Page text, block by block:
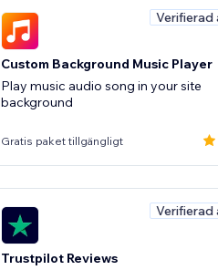
Verifierad
Custom Background Music Player
Play music audio song in your site
background
Gratis paket tillgängligt
Verifierad
Trustpilot Reviews